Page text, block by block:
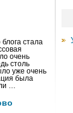
стала
очень
столь
уже очень
была
…